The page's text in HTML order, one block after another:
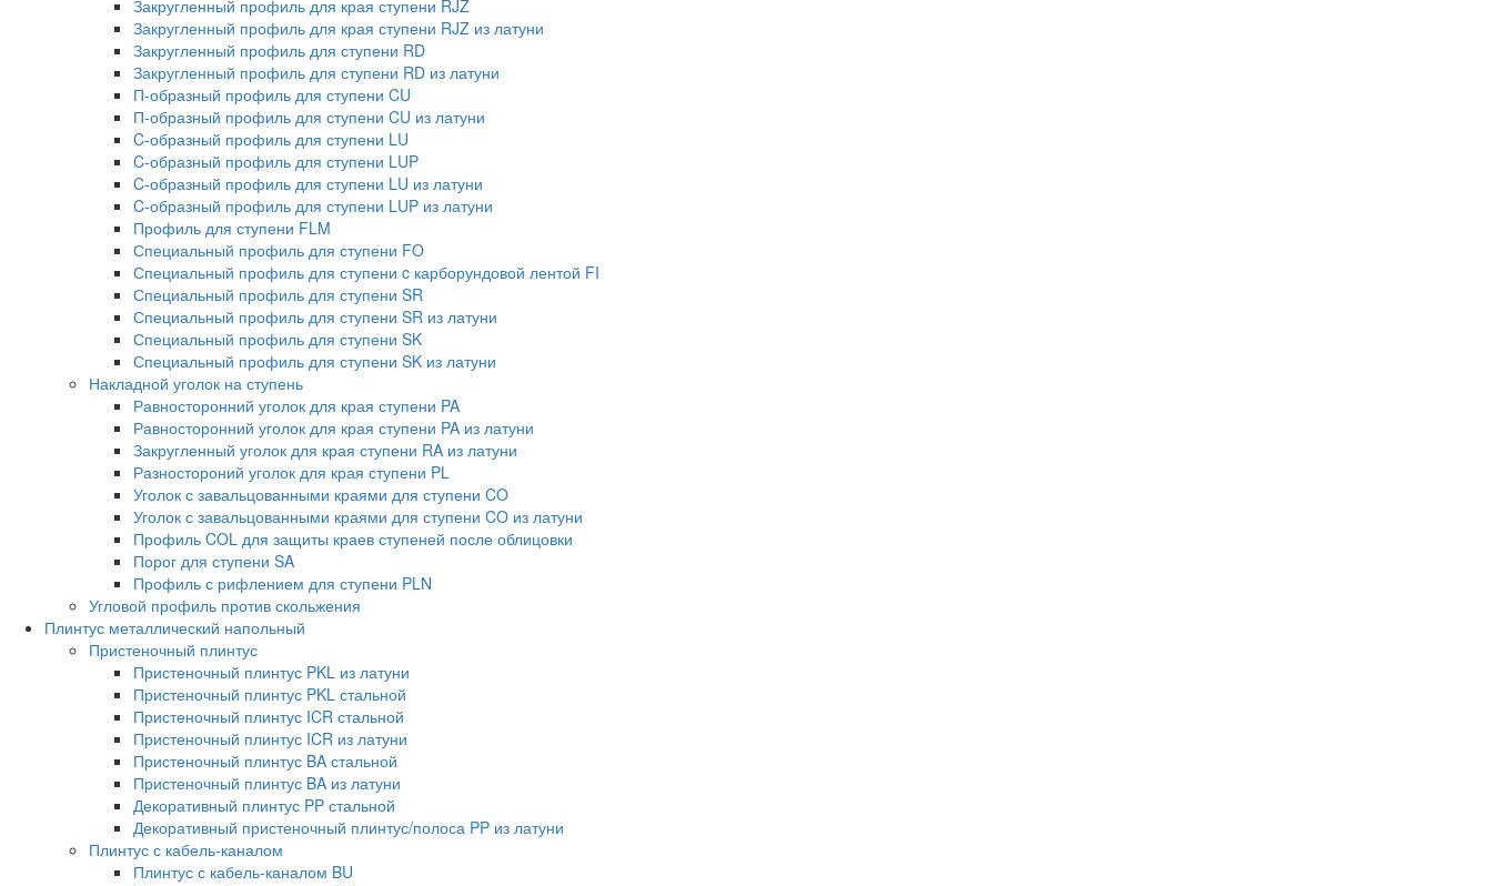
Закругленный профиль для края ступени RJZ
Закругленный профиль для края ступени RJZ из латуни
Закругленный профиль для ступени RD
Закругленный профиль для ступени RD из латуни
П-образный профиль для ступени CU
П-образный профиль для ступени CU из латуни
C-образный профиль для ступени LU
C-образный профиль для ступени LUP
C-образный профиль для ступени LU из латуни
C-образный профиль для ступени LUP из латуни
Профиль для ступени FLM
Специальный профиль для ступени FO
Специальный профиль для ступени c карборундовой лентой FI
Специальный профиль для ступени SR
Специальный профиль для ступени SR из латуни
Специальный профиль для ступени SK
Специальный профиль для ступени SK из латуни
Накладной уголок на ступень
Равносторонний уголок для края ступени PA
Равносторонний уголок для края ступени PA из латуни
Закругленный уголок для края ступени RA из латуни
Разностороний уголок для края ступени PL
Уголок с завальцованными краями для ступени CO
Уголок с завальцованными краями для ступени CO из латуни
Профиль COL для защиты краев ступеней после облицовки
Порог для ступени SA
Профиль с рифлением для ступени PLN
Угловой профиль против скольжения
Плинтус металлический напольный
Пристеночный плинтус
Пристеночный плинтус PKL из латуни
Пристеночный плинтус PKL стальной
Пристеночный плинтус ICR стальной
Пристеночный плинтус ICR из латуни
Пристеночный плинтус BA стальной
Пристеночный плинтус BA из латуни
Декоративный плинтус PP стальной
Декоративный пристеночный плинтус/полоса PP из латуни
Плинтус с кабель-каналом
Плинтус с кабель-каналом BU